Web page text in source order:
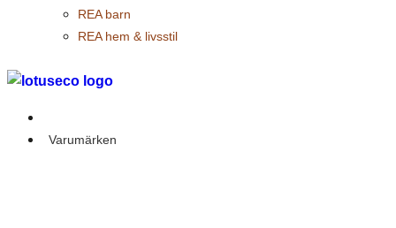
REA barn
REA hem & livsstil
Varumärken